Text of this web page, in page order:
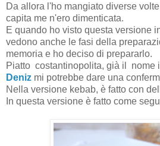
Da allora l'ho mangiato diverse
capita me n'ero dimenticata.
E quando ho visto questa versione
vedono anche le fasi della
memoria e ho deciso di prepararlo.
Piatto costantinopolita, già il
nome
Deniz mi potrebbe dare una
Nella versione kebab, è fatto con
In questa versione è fatto come